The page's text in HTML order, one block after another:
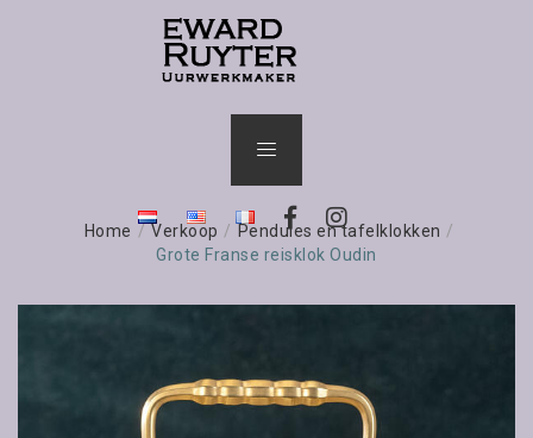
Home / Verkoop / Pendules en tafelklokken /
Grote Franse reisklok Oudin